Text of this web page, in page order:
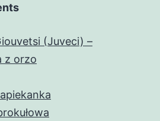
(Juveci) –
z orzo